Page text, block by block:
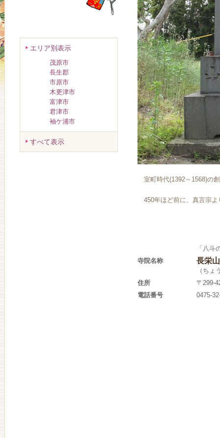
室町時代(1392～1568)の
450年ほど前に、真言宗よ
「八斗
寺院名称
長栄
（ちょ
住所
〒299-
電話番号
0475-
エリア別表示
茂原市
長生郡
市原市
木更津市
富津市
君津市
袖ケ浦市
すべて表示